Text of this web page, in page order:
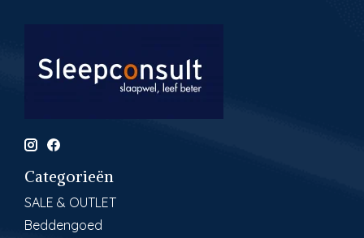
Categorieën
SALE & OUTLET
Beddengoed